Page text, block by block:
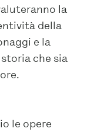
la
della
e la
che sia
le opere